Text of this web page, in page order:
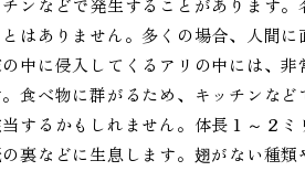
ンなどで発生することがあります
はありません。多くの場合、人間
中に侵入してくるアリの中には、
食べ物に群がるため、キッチンな
するかもしれません。体長１～２
裏などに生息します。翅がない種